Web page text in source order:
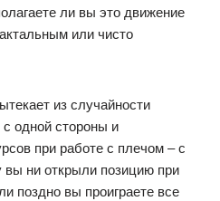
ли вы это движение
или чисто
из случайности
одной стороны и
при работе с плечом – с
вы ни открыли позицию при
поздно вы проиграете все